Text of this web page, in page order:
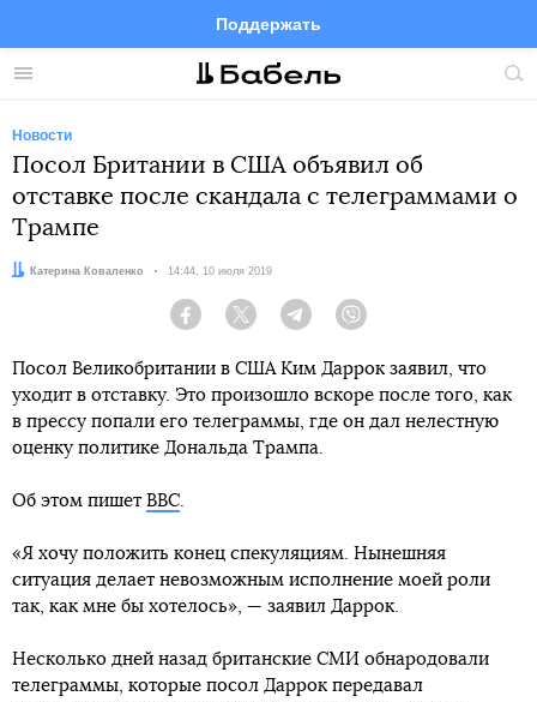
Меню
Поддержать
FacebookTelegramTwitter
Новости
Посол Британии в США объявил об
отставке после скандала с телеграммами о
Трампе
Автор:Катерина Коваленко Дата:
14:44, 10 июля 2019
Facebook Twitter Telegram
Посол Великобритании в США Ким Даррок заявил, что
уходит в отставку. Это произошло вскоре после того, как
в прессу попали его телеграммы, где он дал нелестную
оценку политике Дональда Трампа.
Об этом пишет BBC.
«Я хочу положить конец спекуляциям. Нынешняя
ситуация делает невозможным исполнение моей роли
так, как мне бы хотелось», — заявил Даррок.
Несколько дней назад британские СМИ обнародовали
телеграммы, которые посол Даррок передавал